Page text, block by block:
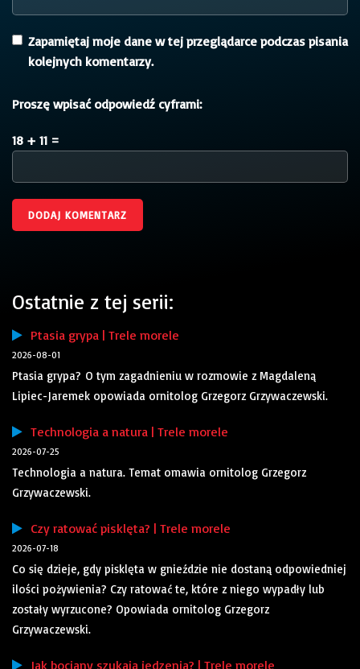
Zapamiętaj moje dane w tej przeglądarce podczas pisania
kolejnych komentarzy.
Proszę wpisać odpowiedź cyframi:
18 + 11 =
Ostatnie z tej serii:
Ptasia grypa | Trele morele
2026-08-01
Ptasia grypa? O tym zagadnieniu w rozmowie z Magdaleną
Lipiec-Jaremek opowiada ornitolog Grzegorz Grzywaczewski.
Technologia a natura | Trele morele
2026-07-25
Technologia a natura. Temat omawia ornitolog Grzegorz
Grzywaczewski.
Czy ratować pisklęta? | Trele morele
2026-07-18
Co się dzieje, gdy pisklęta w gnieździe nie dostaną odpowiedniej
ilości pożywienia? Czy ratować te, które z niego wypadły lub
zostały wyrzucone? Opowiada ornitolog Grzegorz
Grzywaczewski.
Jak bociany szukają jedzenia? | Trele morele